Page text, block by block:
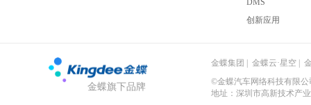
DMS
创新应用
金蝶旗下品牌
金蝶集团 金蝶云·星空
©金蝶汽车网络科技有限公
地址：深圳市高新技术产